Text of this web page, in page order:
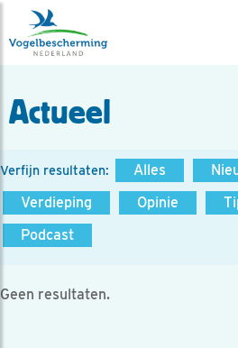
Actueel
Verfijn resultaten: Alles
Verdieping
Opinie
Podcast
Geen resultaten.